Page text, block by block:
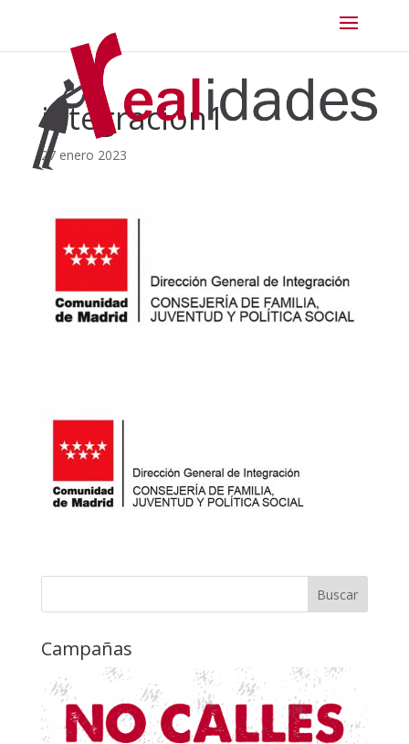
integracion1
27 enero 2023
Campañas